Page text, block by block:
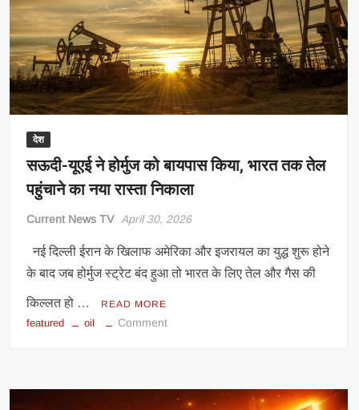
एक्सपर्ट्स
बोले-
हिल
सकता
है
वैश्विक
देश
सऊदी-यूएई ने होर्मुज को बायपास किया, भारत तक तेल
पहुंचाने का नया रास्ता निकाला
Current News TV April 30, 2026
नई दिल्ली ईरान के खिलाफ अमेरिका और इजरायल का युद्ध शुरू होने
के बाद जब होर्मुज स्ट्रेट बंद हुआ तो भारत के लिए तेल और गैस की
किल्लत हो … READ MORE
featured oil Commenton
होर्मुज